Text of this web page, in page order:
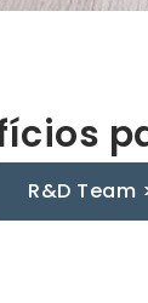
R&D Team